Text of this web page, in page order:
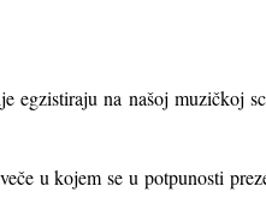
egzistiraju na našoj muzičkoj
u kojem se u potpunosti